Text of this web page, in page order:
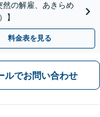
然の解雇、あきらめ
】
料金表を見る
ルでお問い合わせ